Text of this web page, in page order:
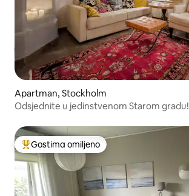
Apartman, Stockholm
Odsjednite u jedinstvenom Starom gradu!
Najuspešniji među gostima omiljenim
Gostima omiljeno